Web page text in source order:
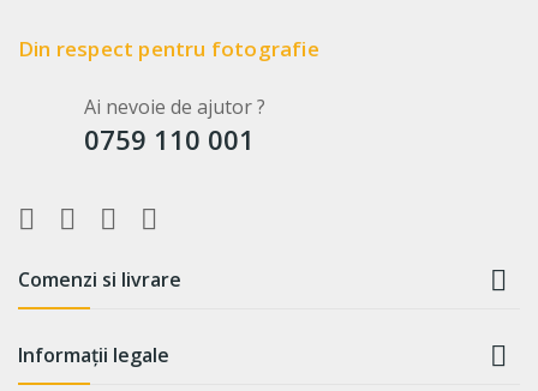
Din respect pentru fotografie
Ai nevoie de ajutor ?
0759 110 001
Comenzi si livrare 
Informații legale 